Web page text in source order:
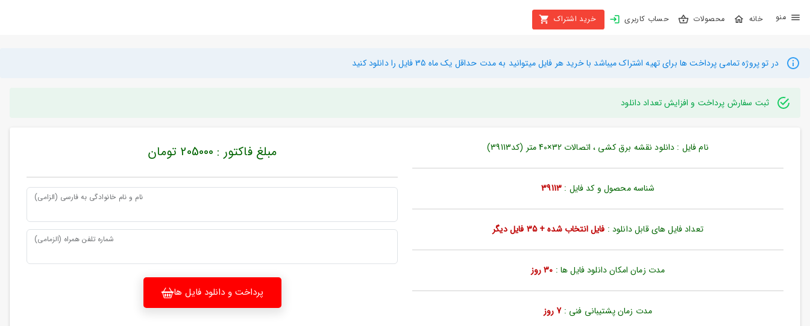
محصولات حساب کاربری خرید اشتراک
بستن
محصولات
اشتراک
کاربری
در تو پروژه تمامی پرداخت ها برای تهیه اشتراک میباشد با خرید هر فایل میتوانید به مدت حداقل یک ماه 35 فایل را دانلود کنید
ثبت سفارش پرداخت و افزایش تعداد دانلود
نام فایل : دانلود نقشه برق کشی ، اتصالات 32×40 متر (کد39113)
شناسه محصول و کد فایل : 39113
تعداد فایل های قابل دانلود : فایل انتخاب شده + 35 فایل دیگر
مدت زمان امکان دانلود فایل ها : 30 روز
مدت زمان پشتیبانی فنی :7 روز
مبلغ فاکتور : 205000 تومان
نام و نام خانوادگی به فارسی (الزامی)
شماره تلفن همراه (الزمامی)
پرداخت و دانلود فایل ها